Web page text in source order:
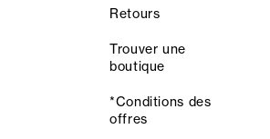
Retours
Trouver une
boutique
*Conditions des
offres